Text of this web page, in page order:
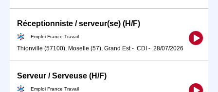
Réceptionniste / serveur(se) (H/F)
Emploi France Travail
Thionville (57100), Moselle (57), Grand Est- CDI - 28/07/2026
Serveur / Serveuse (H/F)
Emploi France Travail